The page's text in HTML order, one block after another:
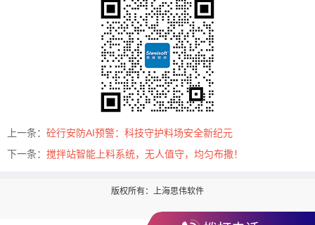
上一条： 砼行安防AI预警：科技守护料场安全新纪元
下一条： 搅拌站智能上料系统，无人值守，均匀布撒！
版权所有：上海思伟软件